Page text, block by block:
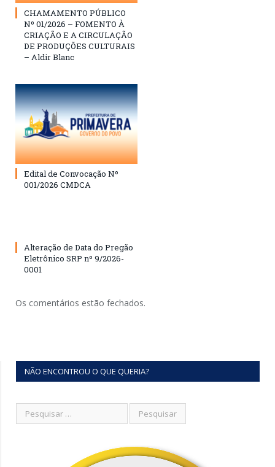
CHAMAMENTO PÚBLICO
Nº 01/2026 – FOMENTO À
CRIAÇÃO E A CIRCULAÇÃO
DE PRODUÇÕES CULTURAIS
– Aldir Blanc
Edital de Convocação Nº
001/2026 CMDCA
Alteração de Data do Pregão
Eletrônico SRP nº 9/2026-
0001
Os comentários estão fechados.
NÃO ENCONTROU O QUE QUERIA?